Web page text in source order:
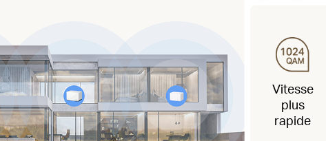
Vitesse
plus
rapide